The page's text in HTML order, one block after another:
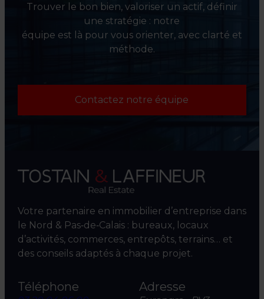
Trouver le bon bien, valoriser un actif, définir
une stratégie : notre
équipe est là pour vous orienter, avec clarté et
méthode.
Contactez notre équipe
Votre partenaire en immobilier d’entreprise dans
le Nord & Pas‑de‑Calais : bureaux, locaux
d’activités, commerces, entrepôts, terrains… et
des conseils adaptés à chaque projet.
Téléphone Adresse